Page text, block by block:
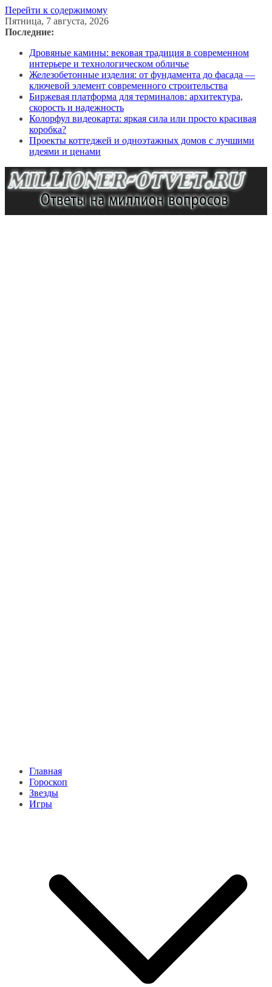
Перейти к содержимому
Пятница, 7 августа, 2026
Последние:
Дровяные камины: вековая традиция в современном
интерьере и технологическом обличье
Железобетонные изделия: от фундамента до фасада —
ключевой элемент современного строительства
Биржевая платформа для терминалов: архитектура,
скорость и надежность
Колорфул видеокарта: яркая сила или просто красивая
коробка?
Проекты коттеджей и одноэтажных домов с лучшими
идеями и ценами
Главная
Гороскоп
Звезды
Игры